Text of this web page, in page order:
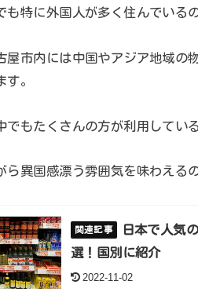
も特に外国人が多く住んでいる
屋市内には中国やアジア地域の
す。
でもたくさんの方が利用してい
ら異国感漂う雰囲気を味わえる
日本で人気
選！国別に紹介
2022-11-02